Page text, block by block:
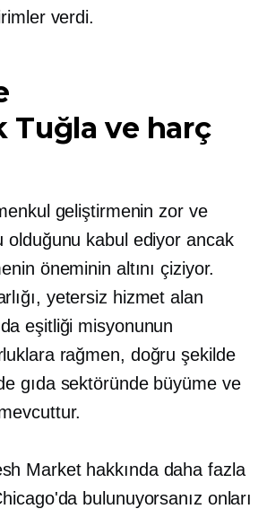
verdi.
Tuğla ve harç
geliştirmenin zor ve
olduğunu kabul ediyor ancak
öneminin altını çiziyor.
yetersiz hizmet alan
eşitliği misyonunun
rağmen, doğru şekilde
gıda sektöründe büyüme ve
Market hakkında daha fazla
bulunuyorsanız onları